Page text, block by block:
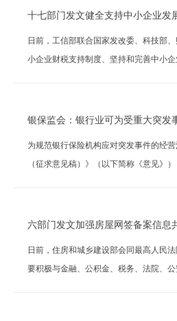
十七部门发文健全支持中小企业发
日前，工信部联合国家发改委、科技部
小企业财税支持制度、坚持和完善中小
银保监会：银行业可为受重大突发
为规范银行保险机构应对突发事件的经
（征求意见稿）》（以下简称《意见》
六部门发文加强房屋网签备案信息
日前，住房和城乡建设部会同最高人民
要积极与金融、公积金、税务、法院、